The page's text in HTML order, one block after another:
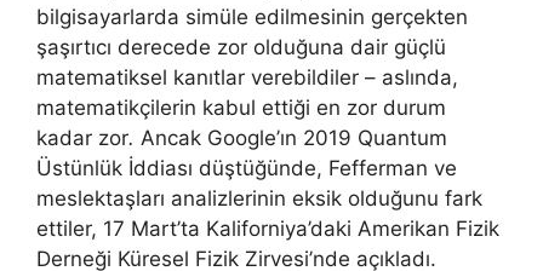
bilgisayarlarda simüle edilmesinin gerçekten
şaşırtıcı derecede zor olduğuna dair güçlü
matematiksel kanıtlar verebildiler – aslında,
matematikçilerin kabul ettiği en zor durum
kadar zor. Ancak Google’ın 2019 Quantum
Üstünlük İddiası düştüğünde, Fefferman ve
meslektaşları analizlerinin eksik olduğunu fark
ettiler, 17 Mart’ta Kaliforniya’daki Amerikan Fizik
Derneği Küresel Fizik Zirvesi’nde açıkladı.